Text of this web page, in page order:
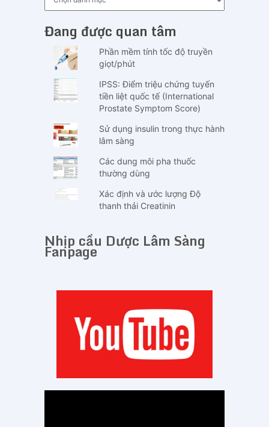
Đang được quan tâm
Phần mềm tính tốc độ truyền
giọt/phút
IPSS: Điểm triệu chứng tuyến
tiền liệt quốc tế (International
Prostate Symptom Score)
Sử dụng insulin trong thực hành
lâm sàng
Các dung môi pha thuốc
thường dùng
Xác định và ước lượng Độ
thanh thải Creatinin
Nhịp cầu Dược Lâm Sàng
Fanpage